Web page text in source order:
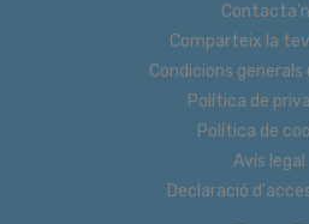
Comparteix la
Condicions generals
Política de
Política de
Avís legal
Declaració